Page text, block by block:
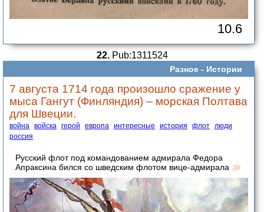
10.6
22.Pub:1311524
Разное - Истории
7 августа 1714 года произошло сражение у
мыса Гангут (Финляндия) – морская Полтава
для Швеции.
война войска герой европа интересные история флот люди
россия
Русский флот под командованием адмирала Федора
Апраксина бился со шведским флотом вице-адмирала